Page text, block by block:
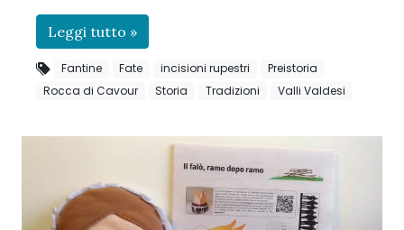
Leggi tutto »
Fantine Fate incisioni rupestri
Preistoria
Rocca di Cavour
Storia Tradizioni Valli Valdesi